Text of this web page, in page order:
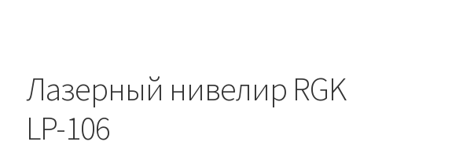
Лазерный нивелир RGK
LP-106